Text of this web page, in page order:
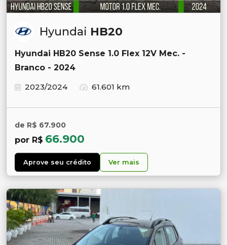
Hyundai HB20
Hyundai HB20 Sense 1.0 Flex 12V Mec. -
Branco - 2024
2023/2024
61.601 km
de R$ 67.900
por R$ 66.900
Aprove seu crédito Ver mais